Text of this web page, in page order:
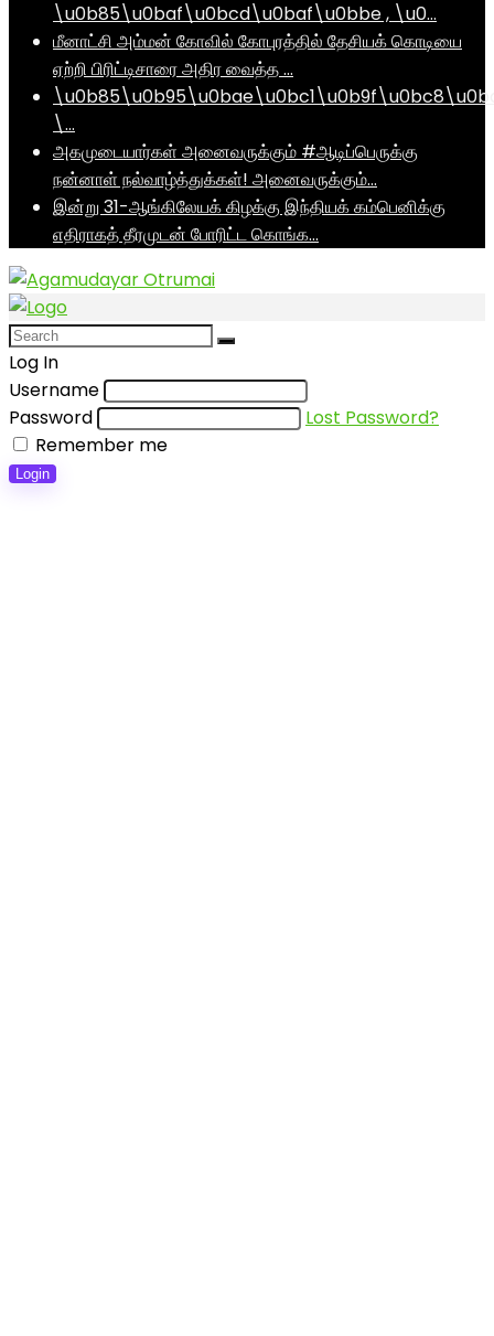
\u0b85\u0baf\u0bcd\u0baf\u0bbe , \u0…
மீனாட்சி அம்மன் கோவில் கோபுரத்தில் தேசியக் கொடியை
ஏற்றி பிரிட்டிசாரை அதிர வைத்த …
\…
அகமுடையார்கள் அனைவருக்கும் #ஆடிப்பெருக்கு
நன்னாள் நல்வாழ்த்துக்கள்! அனைவருக்கும்…
இன்று 31-ஆங்கிலேயக் கிழக்கு இந்தியக் கம்பெனிக்கு
எதிராகத் தீரமுடன் போரிட்ட கொங்க…
Log In
Username
Password
Lost Password?
Remember me
Login